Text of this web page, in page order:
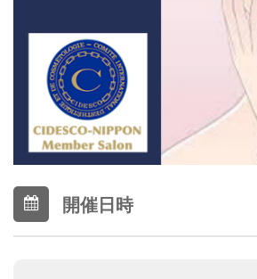
開催日時